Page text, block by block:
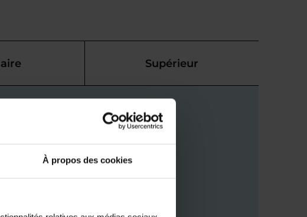
À propos des cookies
Supérieur